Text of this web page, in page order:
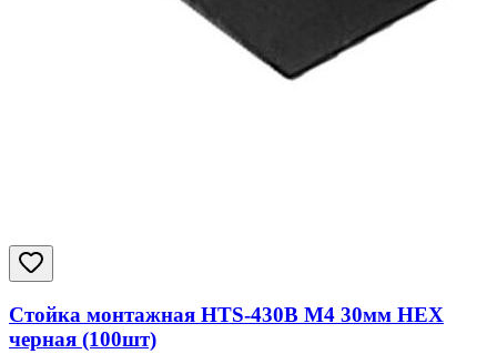
Стойка монтажная HTS-430B M4 30мм HEX
черная (100шт)